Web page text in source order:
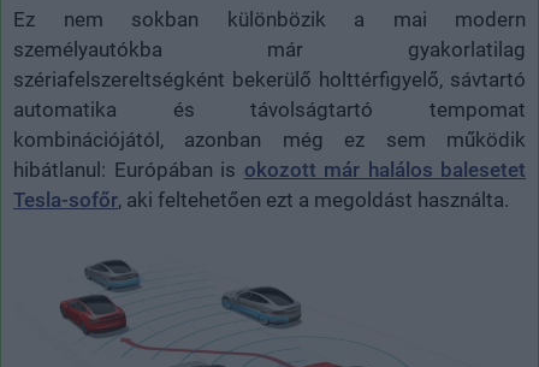
Ez nem sokban különbözik a mai modern
személyautókba már gyakorlatilag
szériafelszereltségként bekerülő holttérfigyelő, sávtartó
automatika és távolságtartó tempomat
kombinációjától, azonban még ez sem működik
hibátlanul: Európában is okozott már halálos balesetet
Tesla-sofőr, aki feltehetően ezt a megoldást használta.